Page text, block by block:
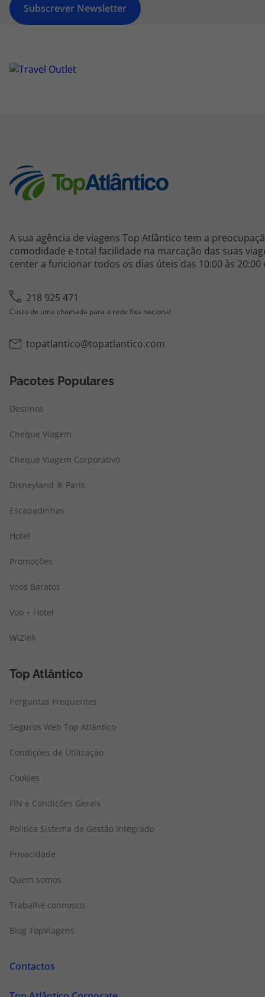
Subscrever Newsletter
A sua agência de viagens Top Atlântico tem a
comodidade e total facilidade na marcação das suas
center a funcionar todos os dias úteis das 10:00 às 20:00
218 925 471
Custo de uma chamada para a rede fixa nacional
topatlantico@topatlantico.com
Pacotes Populares
Destinos
Cheque Viagem
Cheque Viagem Corporativo
Disneyland ® Paris
Escapadinhas
Hotel
Promoções
Voos Baratos
Voo + Hotel
WiZink
Top Atlântico
Perguntas Frequentes
Seguros Web Top Atlântico
Condições de Utilização
Cookies
FIN e Condições Gerais
Politica Sistema de Gestão Integrado
Privacidade
Quem somos
Trabalhe connosco
Blog TopViagens
Contactos